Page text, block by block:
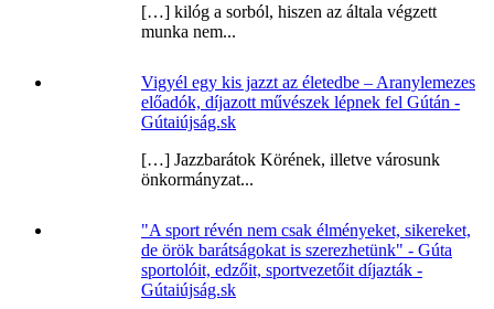
[…] kilóg a sorból, hiszen az általa végzett
munka nem...
Vigyél egy kis jazzt az életedbe – Aranylemezes
előadók, díjazott művészek lépnek fel Gútán -
Gútaiújság.sk
[…] Jazzbarátok Körének, illetve városunk
önkormányzat...
"A sport révén nem csak élményeket, sikereket,
de örök barátságokat is szerezhetünk" - Gúta
sportolóit, edzőit, sportvezetőit díjazták -
Gútaiújság.sk